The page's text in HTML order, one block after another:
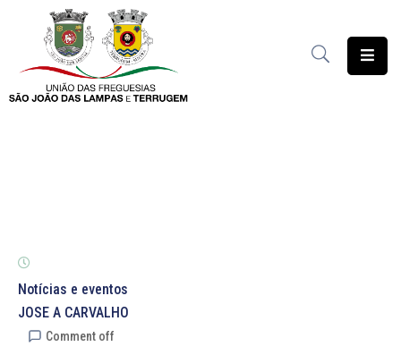
União
das
Património
Documentação
Notícias e eventos
JOSE A CARVALHO
Comment off